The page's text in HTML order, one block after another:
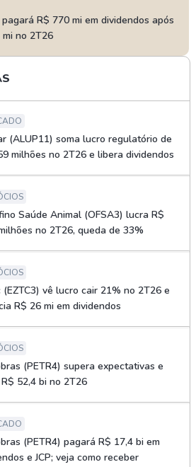
pagará R$ 770 mi em dividendos após
no 2T26
(ALUP11) soma lucro regulatório de
milhões no 2T26 e libera dividendos
Saúde Animal (OFSA3) lucra R$
no 2T26, queda de 33%
(EZTC3) vê lucro cair 21% no 2T26 e
R$ 26 mi em dividendos
(PETR4) supera expectativas e
52,4 bi no 2T26
(PETR4) pagará R$ 17,4 bi em
e JCP; veja como receber